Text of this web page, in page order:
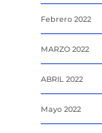
Febrero 2022
MARZO 2022
ABRIL 2022
Mayo 2022